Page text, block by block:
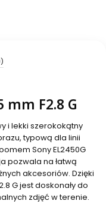
mm F2.8 G
i lekki szerokokątny
typową dla linii
Sony EL2450G
pozwala na łatwą
akcesoriów. Dzięki
G jest doskonały do
zdjęć w terenie.